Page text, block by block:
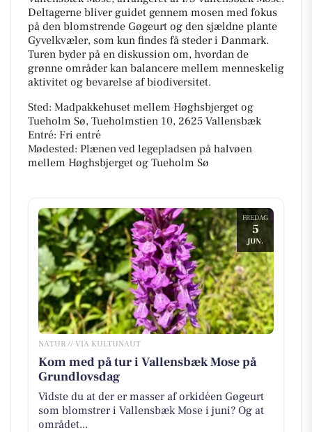
Deltagerne bliver guidet gennem mosen med fokus
på den blomstrende Gøgeurt og den sjældne plante
Gyvelkvæler, som kun findes få steder i Danmark.
Turen byder på en diskussion om, hvordan de
grønne områder kan balancere mellem menneskelig
aktivitet og bevarelse af biodiversitet.
Sted: Madpakkehuset mellem Høghsbjerget og
Tueholm Sø, Tueholmstien 10, 2625 Vallensbæk
Entré: Fri entré
Mødested: Plænen ved legepladsen på halvøen
mellem Høghsbjerget og Tueholm Sø
FREDAG
5
JUN.
NATUR // VIA KULTUNAUT
Kom med på tur i Vallensbæk Mose på
Grundlovsdag
Vidste du at der er masser af orkidéen Gøgeurt
som blomstrer i Vallensbæk Mose i juni? Og at
området...